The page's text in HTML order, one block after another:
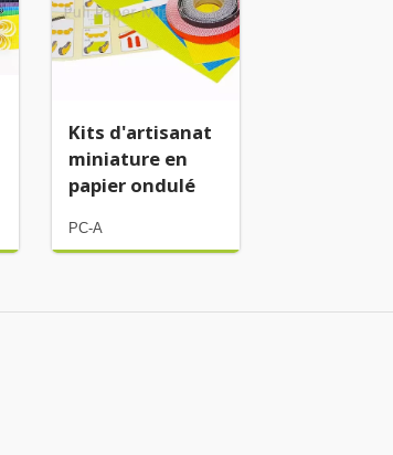
Kits d'artisanat
miniature en
papier ondulé
PC-A